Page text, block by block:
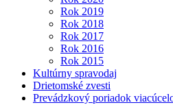
Rok 2019
Rok 2018
Rok 2017
Rok 2016
Rok 2015
Kultúrny spravodaj
Drietomské zvesti
Prevádzkový poriadok